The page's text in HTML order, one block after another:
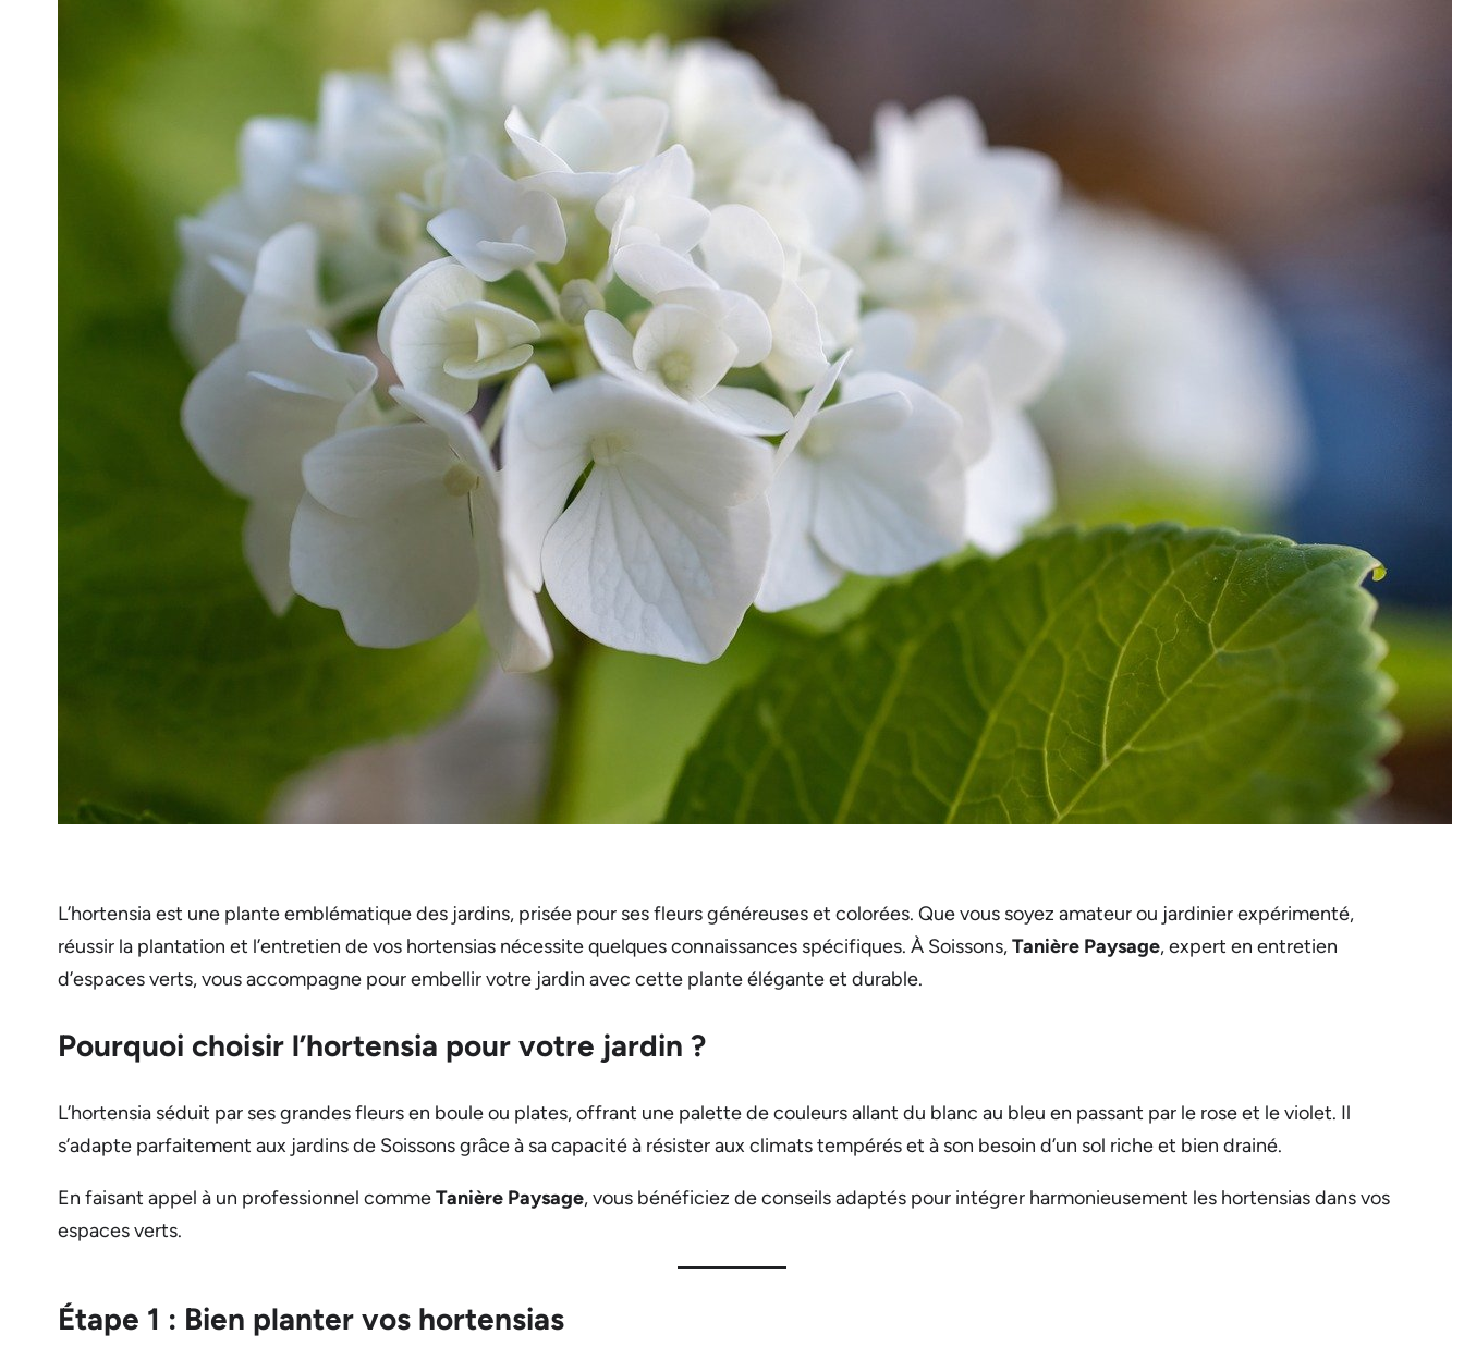
L’hortensia est une plante emblématique des jardins, prisée pour ses fleurs généreuses et colorées. Que vous soyez amateur ou jardinier expérimenté,
réussir la plantation et l’entretien de vos hortensias nécessite quelques connaissances spécifiques. À Soissons,Tanière Paysage, expert en entretien
d’espaces verts, vous accompagne pour embellir votre jardin avec cette plante élégante et durable.
Pourquoi choisir l’hortensia pour votre jardin ?
L’hortensia séduit par ses grandes fleurs en boule ou plates, offrant une palette de couleurs allant du blanc au bleu en passant par le rose et le violet. Il
s’adapte parfaitement aux jardins de Soissons grâce à sa capacité à résister aux climats tempérés et à son besoin d’un sol riche et bien drainé.
En faisant appel à un professionnel commeTanière Paysage, vous bénéficiez de conseils adaptés pour intégrer harmonieusement les hortensias dans vos
espaces verts.
Étape 1 : Bien planter vos hortensias